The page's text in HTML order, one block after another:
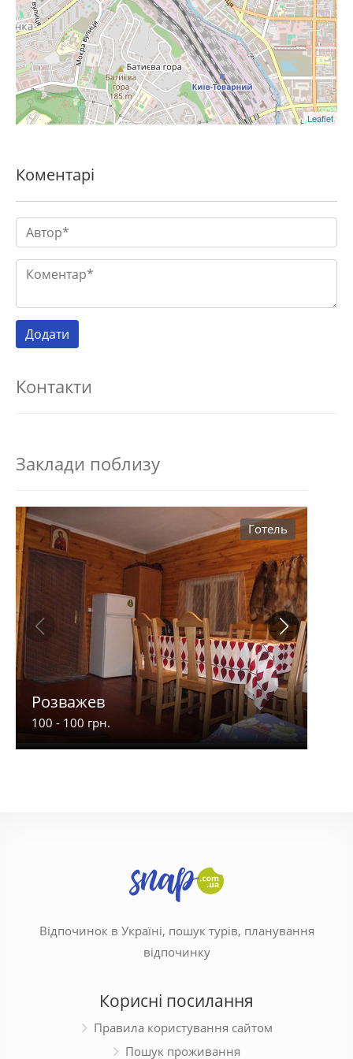
Leaflet
Коментарі
Контакти
Заклади поблизу
Готель
Розважев
100 - 100 грн.
Відпочинок в Україні, пошук турів, планування
відпочинку
Корисні посилання
Правила користування сайтом
Пошук проживання